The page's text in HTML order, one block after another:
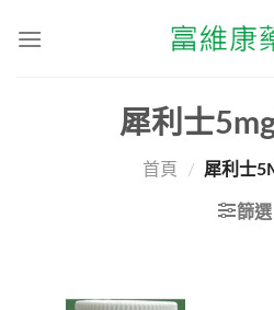
犀利士
首頁 / 犀利士
篩選